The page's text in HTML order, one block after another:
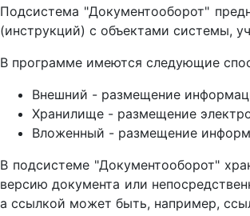
Подсистема "Документооборот"
(инструкций) с объектами системы,
В программе имеются следующие
Внешний - размещение
Хранилище - размещение
Вложенный - размещение
В подсистеме "Документооборот"
версию документа или
а ссылкой может быть, например,